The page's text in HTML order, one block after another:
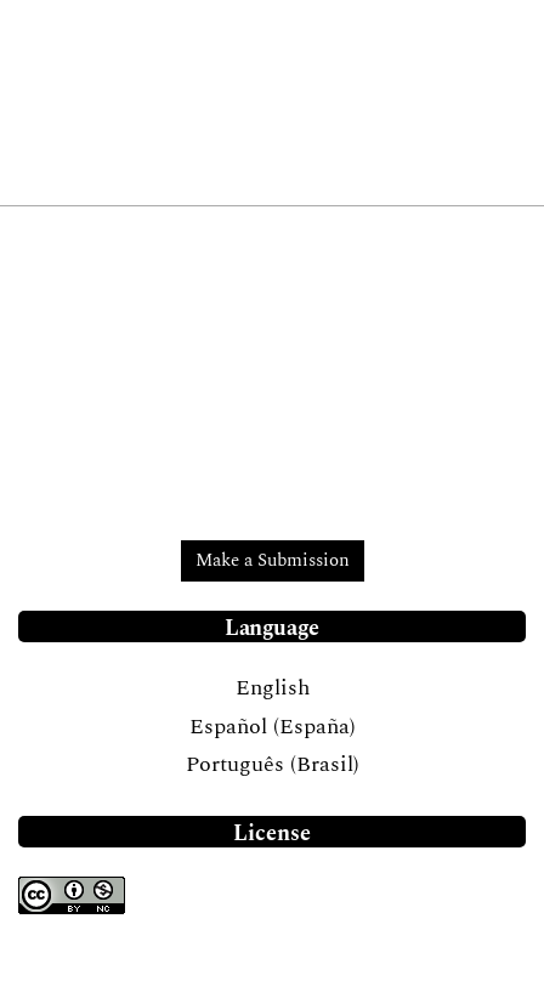
Make a Submission
Language
English
Español (España)
Português (Brasil)
License